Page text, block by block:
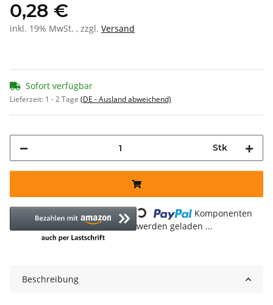
0,28 €
inkl. 19% MwSt. , zzgl. Versand
Sofort verfügbar
Lieferzeit: 1 - 2 Tage (DE - Ausland abweichend)
Stk
Loading...
Komponenten
werden geladen ...
Beschreibung